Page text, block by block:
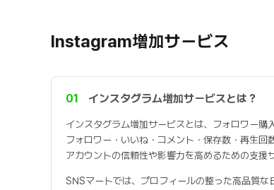
Instagram増加サービス
01 インスタグラム増加サービスとは？
インスタグラム増加サービスとは、フォロワー購
フォロワー・いいね・コメント・保存数・再生回
アカウントの信頼性や影響力を高めるための支援
SNSマートでは、プロフィールの整った高品質な